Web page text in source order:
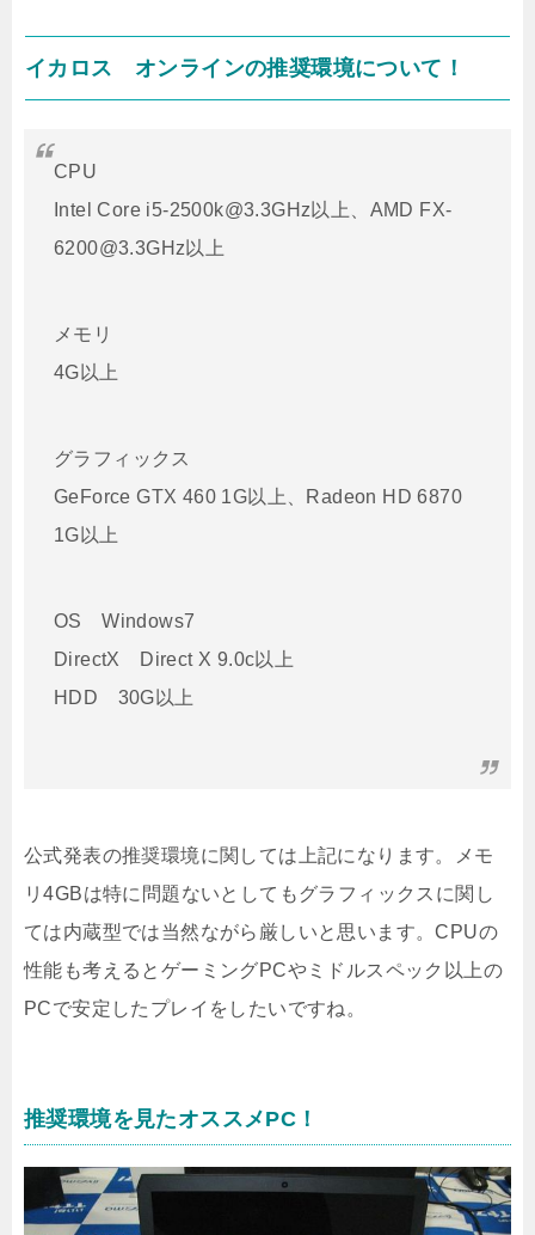
イカロス オンラインの推奨環境について！
CPU
Intel Core i5-2500k@3.3GHz以上、AMD FX-
6200@3.3GHz以上
メモリ
4G以上
グラフィックス
GeForce GTX 460 1G以上、Radeon HD 6870
1G以上
OS Windows7
DirectX Direct X 9.0c以上
HDD 30G以上
公式発表の推奨環境に関しては上記になります。メモ
リ4GBは特に問題ないとしてもグラフィックスに関し
ては内蔵型では当然ながら厳しいと思います。CPUの
性能も考えるとゲーミングPCやミドルスペック以上の
PCで安定したプレイをしたいですね。
推奨環境を見たオススメPC！